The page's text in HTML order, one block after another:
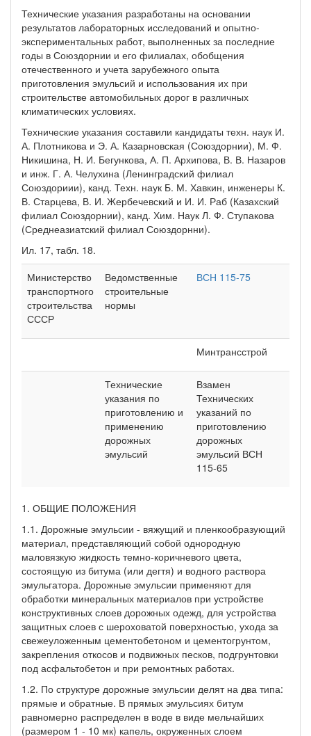
Технические указания разработаны на основании
результатов лабораторных исследований и опытно-
экспериментальных работ, выполненных за последние
годы в Союздорнии и его филиалах, обобщения
отечественного и учета зарубежного опыта
приготовления эмульсий и использования их при
строительстве автомобильных дорог в различных
климатических условиях.
Технические указания составили кандидаты техн. наук И.
А. Плотникова и Э. А. Казарновская (Союздорнии), М. Ф.
Никишина, Н. И. Бегункова, А. П. Архипова, В. В. Назаров
и инж. Г. А. Челухина (Ленинградский филиал
Союздориии), канд. Техн. наук Б. М. Хавкин, инженеры К.
В. Старцева, В. И. Жербечевский и И. И. Раб (Казахский
филиал Союздорнии), канд. Хим. Наук Л. Ф. Ступакова
(Среднеазиатский филиал Союздорнни).
Ил. 17, табл. 18.
Министерство
транспортного
строительства
СССР
Ведомственные
строительные
нормы
ВСН 115-75
Минтрансстрой
Технические
указания по
приготовлению и
применению
дорожных
эмульсий
Взамен
Технических
указаний по
приготовлению
дорожных
эмульсий ВСН
115-65
1. ОБЩИЕ ПОЛОЖЕНИЯ
1.1. Дорожные эмульсии - вяжущий и пленкообразующий
материал, представляющий собой однородную
маловязкую жидкость темно-коричневого цвета,
состоящую из битума (или дегтя) и водного раствора
эмульгатора. Дорожные эмульсии применяют для
обработки минеральных материалов при устройстве
конструктивных слоев дорожных одежд, для устройства
защитных слоев с шероховатой поверхностью, ухода за
свежеуложенным цементобетоном и цементогрунтом,
закрепления откосов и подвижных песков, подгрунтовки
под асфальтобетон и при ремонтных работах.
1.2. По структуре дорожные эмульсии делят на два типа:
прямые и обратные. В прямых эмульсиях битум
равномерно распределен в воде в виде мельчайших
(размером 1 - 10 мк) капель, окруженных слоем